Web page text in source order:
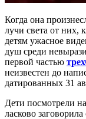
Когда она
лучи света от них,
детям ужасное
душ среди
первой частью
неизвестен до
датированных 31
Дети посмотрели
ласково